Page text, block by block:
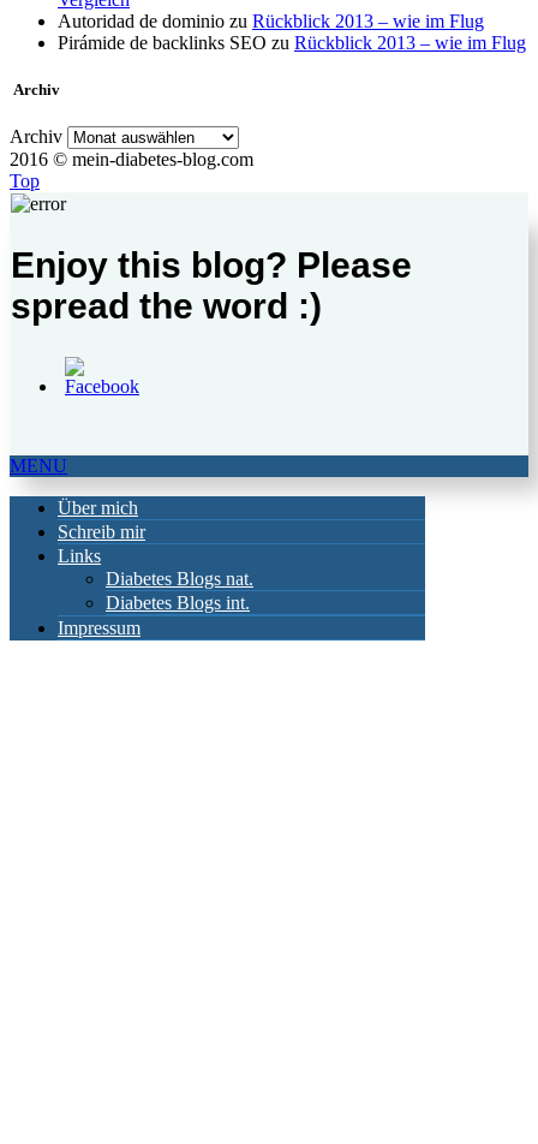
Autoridad de dominio zu Rückblick 2013 – wie im Flug
Pirámide de backlinks SEO zu Rückblick 2013 – wie im Flug
Archiv
Archiv
2016 © mein-diabetes-blog.com
Top
Enjoy this blog? Please
spread the word :)
MENU
Über mich
Schreib mir
Links
Diabetes Blogs nat.
Diabetes Blogs int.
Impressum